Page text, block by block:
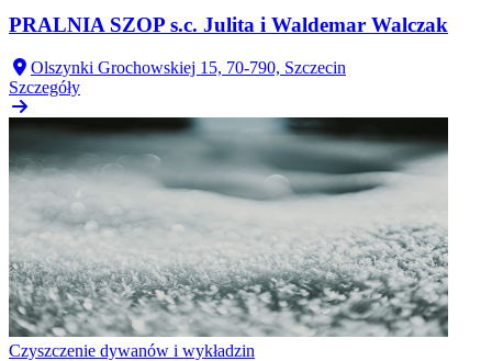
PRALNIA SZOP s.c. Julita i Waldemar Walczak
Olszynki Grochowskiej 15, 70-790, Szczecin
Szczegóły
Czyszczenie dywanów i wykładzin